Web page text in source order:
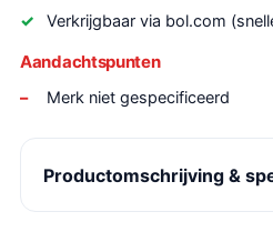
Verkrijgbaar via bol.com
Aandachtspunten
Merk niet gespecificeerd
Productomschrijving &